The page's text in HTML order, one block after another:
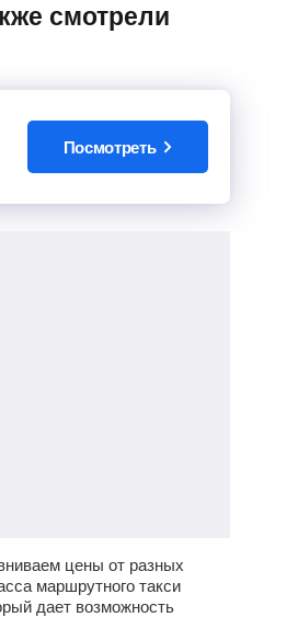
Посмотреть
цены от разных
маршрутного такси
дает возможность